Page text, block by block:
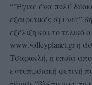
“”Έγινε ένα πολύ
εξαιρετικές άμυνες”
εξέλιξη και το τελικό
www.volleyplanet.gr η
Τσαρακλή, η οποία
εντυπωσιακή φετινή